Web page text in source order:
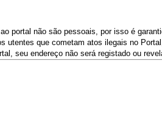
portal não são pessoais, por isso é
utentes que cometam atos ilegais no
seu endereço não será registado ou